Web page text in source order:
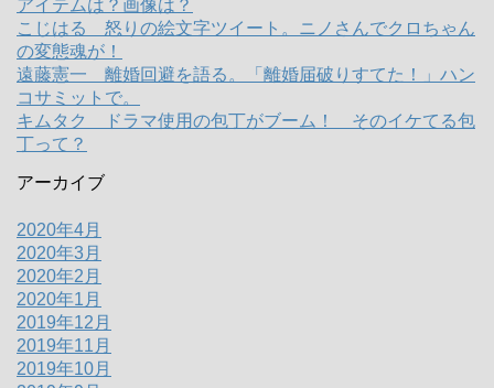
アイテムは？画像は？
こじはる 怒りの絵文字ツイート。ニノさんでクロちゃん
の変態魂が！
遠藤憲一 離婚回避を語る。「離婚届破りすてた！」ハン
コサミットで。
キムタク ドラマ使用の包丁がブーム！ そのイケてる包
丁って？
アーカイブ
2020年4月
2020年3月
2020年2月
2020年1月
2019年12月
2019年11月
2019年10月